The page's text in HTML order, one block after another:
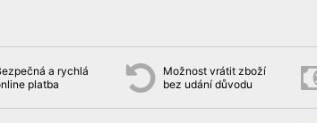
a rychlá
platba
Možnost vrátit zboží
bez udání důvodu